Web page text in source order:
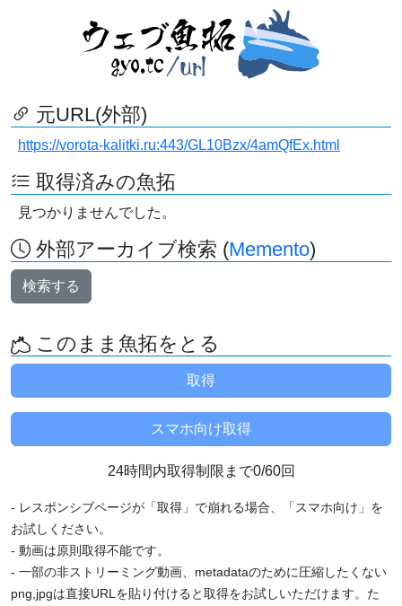
元URL(外部)
https://vorota-kalitki.ru:443/GL10Bzx/4amQfEx.html
取得済みの魚拓
見つかりませんでした。
外部アーカイブ検索 (Memento)
検索する
このまま魚拓をとる
24時間内取得制限まで0/60回
- レスポンシブページが「取得」で崩れる場合、「スマホ向け」を
お試しください。
- 動画は原則取得不能です。
- 一部の非ストリーミング動画、metadataのために圧縮したくない
png,jpgは直接URLを貼り付けると取得をお試しいただけます。た